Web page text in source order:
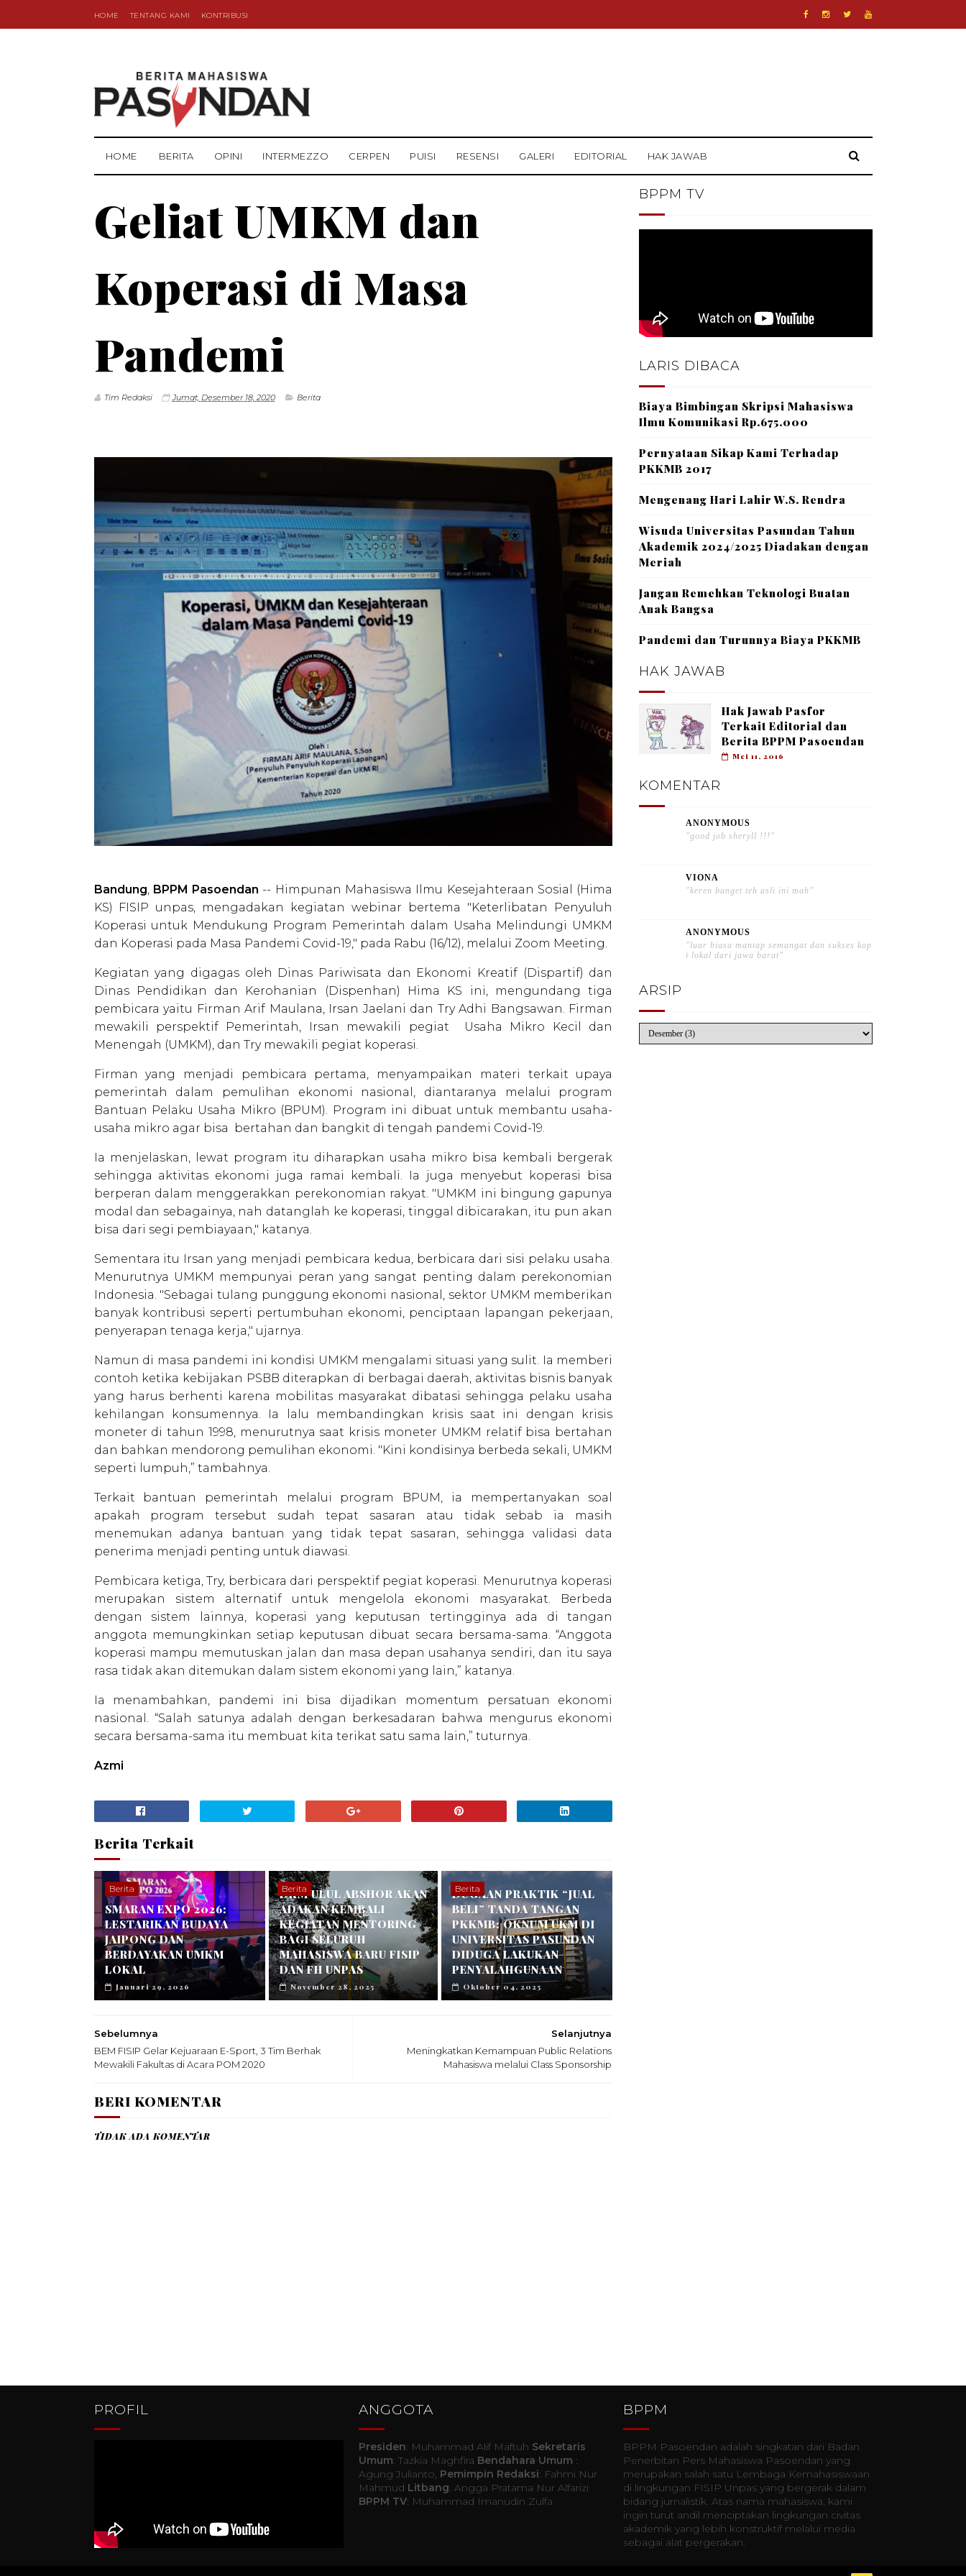
HOME TENTANG KAMI KONTRIBUSI
HOME BERITA OPINI INTERMEZZO CERPEN PUISI RESENSI GALERI EDITORIAL HAK JAWAB
Geliat UMKM dan
Koperasi di Masa
Pandemi
Tim Redaksi Jumat, Desember 18, 2020 Berita
Bandung, BPPM Pasoendan -- Himpunan Mahasiswa Ilmu Kesejahteraan Sosial (Hima
KS) FISIP unpas, mengadakan kegiatan webinar bertema "Keterlibatan Penyuluh
Koperasi untuk Mendukung Program Pemerintah dalam Usaha Melindungi UMKM
dan Koperasi pada Masa Pandemi Covid-19," pada Rabu (16/12), melalui Zoom Meeting.
Kegiatan yang digagas oleh Dinas Pariwisata dan Ekonomi Kreatif (Dispartif) dan
Dinas Pendidikan dan Kerohanian (Dispenhan) Hima KS ini, mengundang tiga
pembicara yaitu Firman Arif Maulana, Irsan Jaelani dan Try Adhi Bangsawan. Firman
mewakili perspektif Pemerintah, Irsan mewakili pegiat Usaha Mikro Kecil dan
Menengah (UMKM), dan Try mewakili pegiat koperasi.
Firman yang menjadi pembicara pertama, menyampaikan materi terkait upaya
pemerintah dalam pemulihan ekonomi nasional, diantaranya melalui program
Bantuan Pelaku Usaha Mikro (BPUM). Program ini dibuat untuk membantu usaha-
usaha mikro agar bisa bertahan dan bangkit di tengah pandemi Covid-19.
Ia menjelaskan, lewat program itu diharapkan usaha mikro bisa kembali bergerak
sehingga aktivitas ekonomi juga ramai kembali. Ia juga menyebut koperasi bisa
berperan dalam menggerakkan perekonomian rakyat. "UMKM ini bingung gapunya
modal dan sebagainya, nah datanglah ke koperasi, tinggal dibicarakan, itu pun akan
bisa dari segi pembiayaan," katanya.
Sementara itu Irsan yang menjadi pembicara kedua, berbicara dari sisi pelaku usaha.
Menurutnya UMKM mempunyai peran yang sangat penting dalam perekonomian
Indonesia. "Sebagai tulang punggung ekonomi nasional, sektor UMKM memberikan
banyak kontribusi seperti pertumbuhan ekonomi, penciptaan lapangan pekerjaan,
penyerapan tenaga kerja," ujarnya.
Namun di masa pandemi ini kondisi UMKM mengalami situasi yang sulit. Ia memberi
contoh ketika kebijakan PSBB diterapkan di berbagai daerah, aktivitas bisnis banyak
yang harus berhenti karena mobilitas masyarakat dibatasi sehingga pelaku usaha
kehilangan konsumennya. Ia lalu membandingkan krisis saat ini dengan krisis
moneter di tahun 1998, menurutnya saat krisis moneter UMKM relatif bisa bertahan
dan bahkan mendorong pemulihan ekonomi. "Kini kondisinya berbeda sekali, UMKM
seperti lumpuh,” tambahnya.
Terkait bantuan pemerintah melalui program BPUM, ia mempertanyakan soal
apakah program tersebut sudah tepat sasaran atau tidak sebab ia masih
menemukan adanya bantuan yang tidak tepat sasaran, sehingga validasi data
penerima menjadi penting untuk diawasi.
Pembicara ketiga, Try, berbicara dari perspektif pegiat koperasi. Menurutnya koperasi
merupakan sistem alternatif untuk mengelola ekonomi masyarakat. Berbeda
dengan sistem lainnya, koperasi yang keputusan tertingginya ada di tangan
anggota memungkinkan setiap keputusan dibuat secara bersama-sama. “Anggota
koperasi mampu memutuskan jalan dan masa depan usahanya sendiri, dan itu saya
rasa tidak akan ditemukan dalam sistem ekonomi yang lain,” katanya.
Ia menambahkan, pandemi ini bisa dijadikan momentum persatuan ekonomi
nasional. “Salah satunya adalah dengan berkesadaran bahwa mengurus ekonomi
secara bersama-sama itu membuat kita terikat satu sama lain,” tuturnya.
Azmi
Berita Terkait
Berita
SMARAN EXPO 2026:
LESTARIKAN BUDAYA
JAIPONG DAN
BERDAYAKAN UMKM
LOKAL
Januari 29, 2026
Berita
DKM ULUL ABSHOR AKAN
ADAKAN KEMBALI
KEGIATAN MENTORING
BAGI SELURUH
MAHASISWA BARU FISIP
DAN FH UNPAS
November 28, 2025
Berita
DUGAAN PRAKTIK “JUAL
BELI” TANDA TANGAN
PKKMB: OKNUM UKM DI
UNIVERSITAS PASUNDAN
DIDUGA LAKUKAN
PENYALAHGUNAAN
Oktober 04, 2025
Selanjutnya
Meningkatkan Kemampuan Public Relations
Mahasiswa melalui Class Sponsorship
Sebelumnya
BEM FISIP Gelar Kejuaraan E-Sport, 3 Tim Berhak
Mewakili Fakultas di Acara POM 2020
BERI KOMENTAR
TIDAK ADA KOMENTAR
BPPM TV
LARIS DIBACA
Biaya Bimbingan Skripsi Mahasiswa
Ilmu Komunikasi Rp.675.000
Pernyataan Sikap Kami Terhadap
PKKMB 2017
Mengenang Hari Lahir W.S. Rendra
Wisuda Universitas Pasundan Tahun
Akademik 2024/2025 Diadakan dengan
Meriah
Jangan Remehkan Teknologi Buatan
Anak Bangsa
Pandemi dan Turunnya Biaya PKKMB
HAK JAWAB
Hak Jawab Pasfor
Terkait Editorial dan
Berita BPPM Pasoendan
Mei 11, 2016
KOMENTAR
ANONYMOUS
"good job sheryll !!!"
VIONA
"keren banget teh asli ini mah"
ANONYMOUS
"luar biasa mantap semangat dan sukses kop
i lokal dari jawa barat"
ARSIP
PROFIL ANGGOTA
Presiden: Muhammad Alif Maftuh Sekretaris
Umum: Tazkia Maghfira Bendahara Umum :
Agung Julianto, Pemimpin Redaksi: Fahmi Nur
Mahmud Litbang: Angga Pratama Nur Alfarizi
BPPM TV: Muhammad Imanudin Zulfa
BPPM
BPPM Pasoendan adalah singkatan dari Badan
Penerbitan Pers Mahasiswa Pasoendan yang
merupakan salah satu Lembaga Kemahasiswaan
di lingkungan FISIP Unpas yang bergerak dalam
bidang jurnalistik. Atas nama mahasiswa, kami
ingin turut andil menciptakan lingkungan civitas
akademik yang lebih konstruktif melalui media
sebagai alat pergerakan.